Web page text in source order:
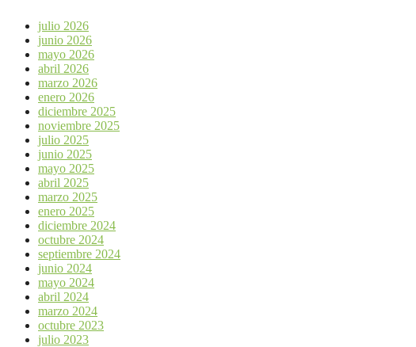
julio 2026
junio 2026
mayo 2026
abril 2026
marzo 2026
enero 2026
diciembre 2025
noviembre 2025
julio 2025
junio 2025
mayo 2025
abril 2025
marzo 2025
enero 2025
diciembre 2024
octubre 2024
septiembre 2024
junio 2024
mayo 2024
abril 2024
marzo 2024
octubre 2023
julio 2023